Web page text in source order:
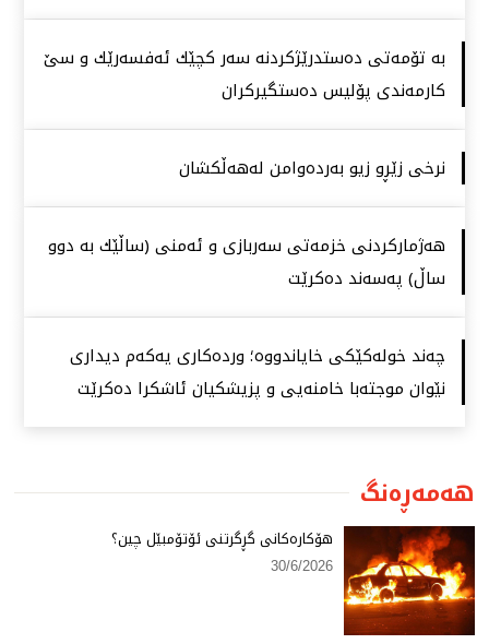
بە تۆمەتی دەستدرێژكردنە سەر كچێك ئەفسەرێك و سێ
كارمەندی پۆلیس دەستگیركران
نرخی زێڕو زیو بەردەوامن لەهەڵكشان
هەژماركردنی خزمەتی سەربازی و ئەمنی (ساڵێك بە دوو
ساڵ) پەسەند دەكرێت
چەند خولەكێكی خایاندووە؛ وردەكاری یەكەم دیداری
نێوان موجتەبا خامنەیی و پزیشكیان ئاشكرا دەكرێت
هەمەڕەنگ
هۆكارەكانی گڕگرتنی ئۆتۆمبێل چین؟
30/6/2026